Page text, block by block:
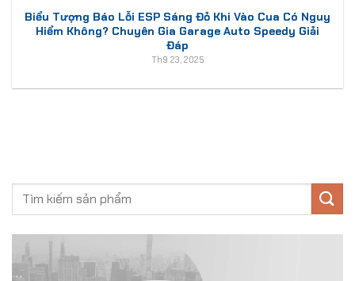
Biểu Tượng Báo Lỗi ESP Sáng Đỏ Khi Vào Cua Có Nguy
Hiểm Không? Chuyên Gia Garage Auto Speedy Giải
Đáp
Th9 23, 2025